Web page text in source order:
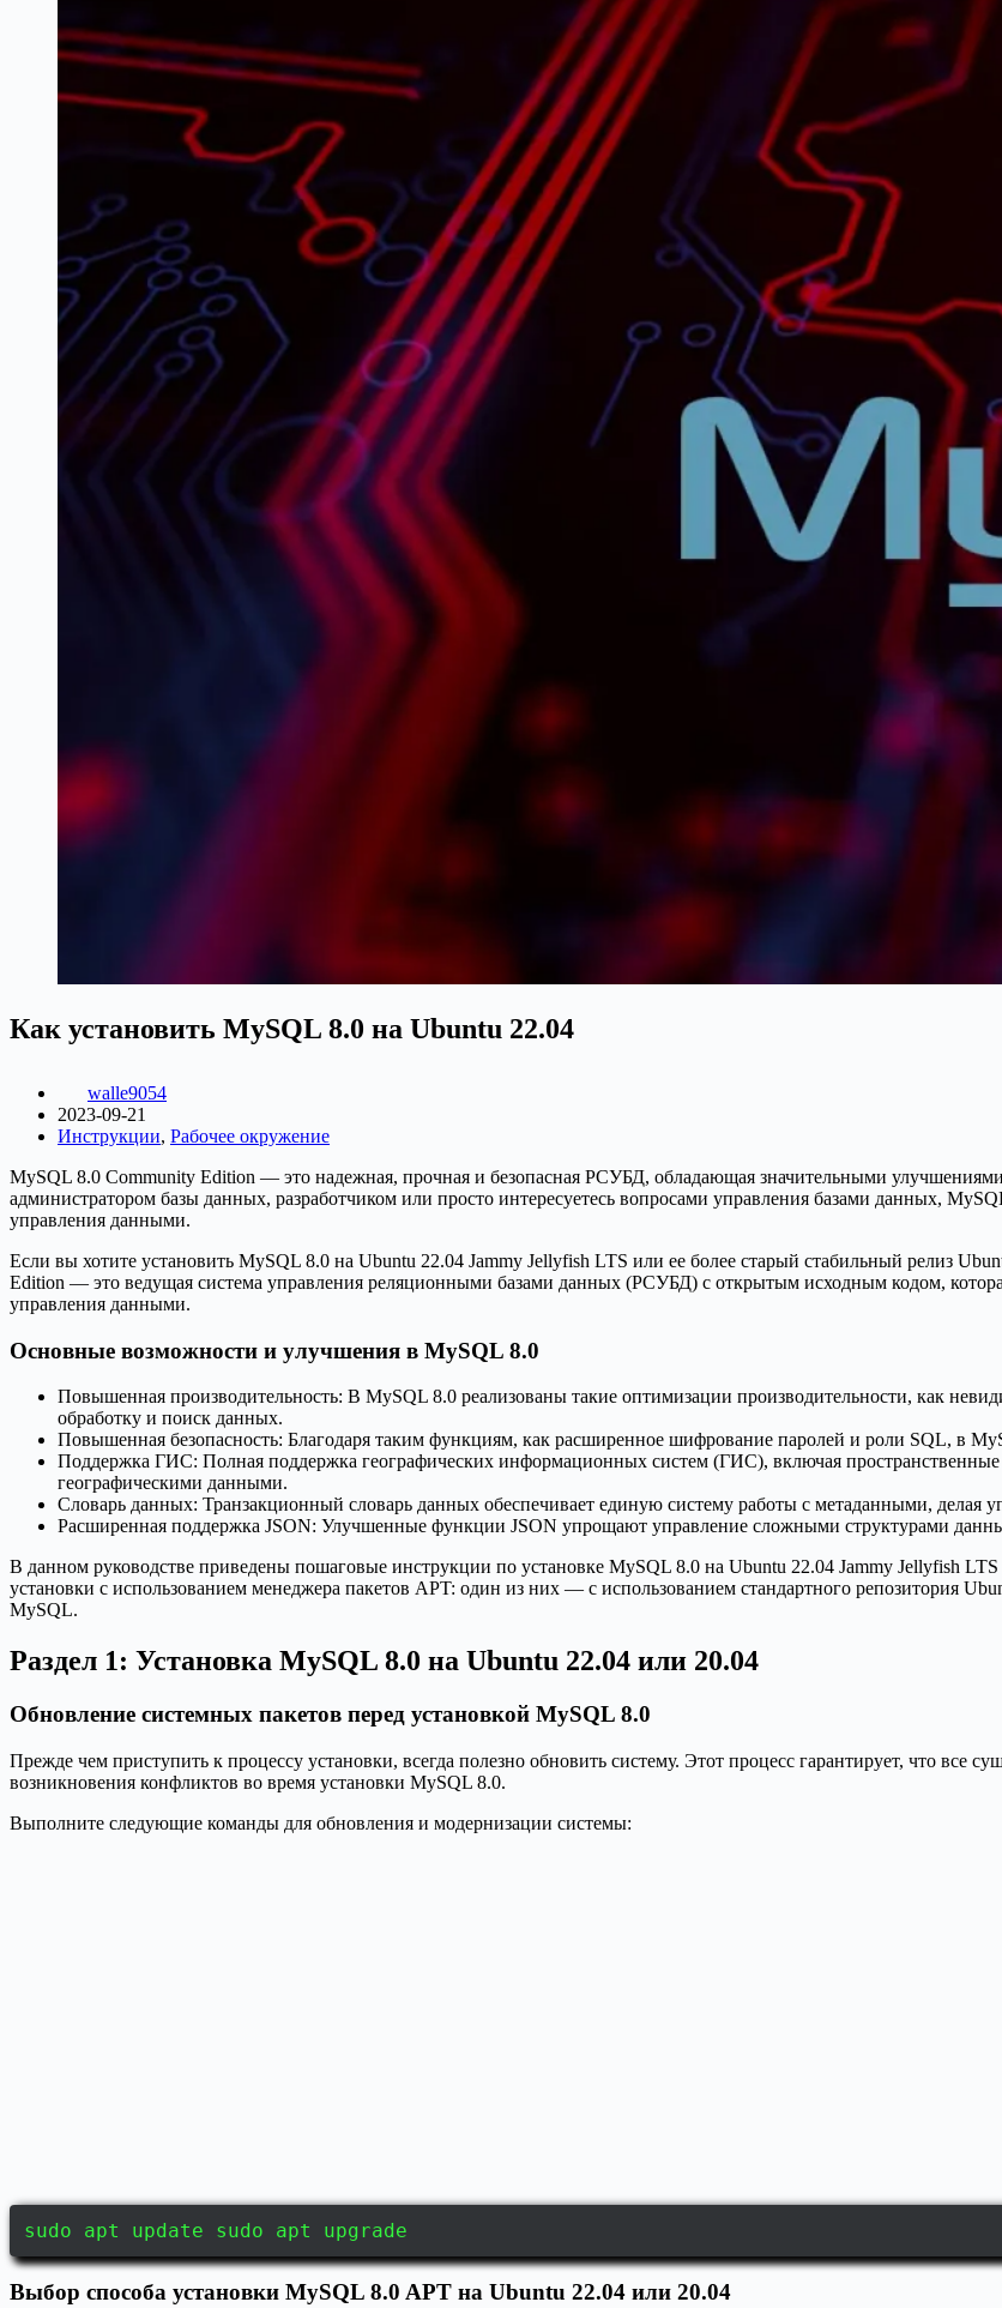
Как установить MySQL 8.0 на Ubuntu 22.04
walle9054
2023-09-21
Инструкции, Рабочее окружение
MySQL 8.0 Community Edition — это надежная, прочная и безопасная РСУБД, обладающая значительными
администратором базы данных, разработчиком или просто интересуетесь вопросами управления базами данных,
управления данными.
Если вы хотите установить MySQL 8.0 на Ubuntu 22.04 Jammy Jellyfish LTS или ее более старый стабильный релиз
Edition — это ведущая система управления реляционными базами данных (РСУБД) с открытым исходным кодом,
управления данными.
Основные возможности и улучшения в MySQL 8.0
Повышенная производительность: В MySQL 8.0 реализованы такие оптимизации производительности, как
обработку и поиск данных.
Повышенная безопасность: Благодаря таким функциям, как расширенное шифрование паролей и роли SQL, в
Поддержка ГИС: Полная поддержка географических информационных систем (ГИС), включая
географическими данными.
Словарь данных: Транзакционный словарь данных обеспечивает единую систему работы с метаданными, делая
Расширенная поддержка JSON: Улучшенные функции JSON упрощают управление сложными структурами
В данном руководстве приведены пошаговые инструкции по установке MySQL 8.0 на Ubuntu 22.04 Jammy Jellyfish
установки с использованием менеджера пакетов APT: один из них — с использованием стандартного репозитория
MySQL.
Раздел 1: Установка MySQL 8.0 на Ubuntu 22.04 или 20.04
Обновление системных пакетов перед установкой MySQL 8.0
Прежде чем приступить к процессу установки, всегда полезно обновить систему. Этот процесс гарантирует, что все
возникновения конфликтов во время установки MySQL 8.0.
Выполните следующие команды для обновления и модернизации системы:
sudo apt update sudo apt upgrade
Выбор способа установки MySQL 8.0 APT на Ubuntu 22.04 или 20.04